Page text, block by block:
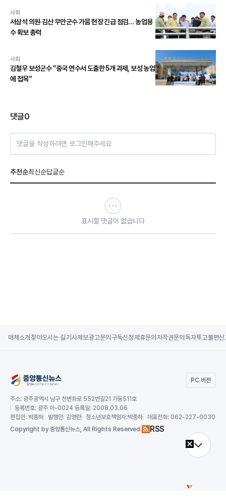
사회
서삼석 의원·김산 무안군수 가뭄 현장 긴급 점검… 농업용
수 확보 총력
사회
김철우 보성군수 “중국 연수서 도출한 5개 과제, 보성 농업
에 접목”
댓글0
댓글을 작성하려면 로그인해주세요
추천순최신순답글순
표시할 댓글이 없습니다
매체소개 찾아오시는 길기사제보광고문의 구독신청제휴문의 저작권문의 독자투고불편신
PC 버전
주소: 광주광역시 남구 천변좌로 552번길21 가동511호
등록번호: 광주 아-0024 등록일: 2008.03.06
편집인: 박종하 발행인: 김영란 청소년보호책임자:박종하 대표전화: 062-227-0030
Copyright by 중앙통신뉴스, All Rights Reserved. RSS